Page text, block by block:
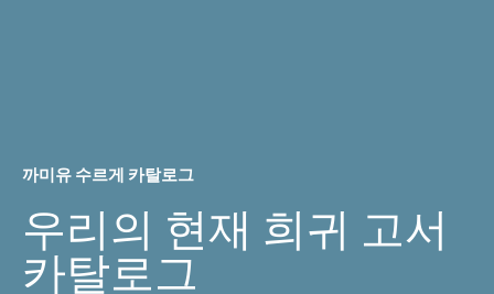
까미유 수르게 카탈로그
우리의 현재 희귀 고서
카탈로그